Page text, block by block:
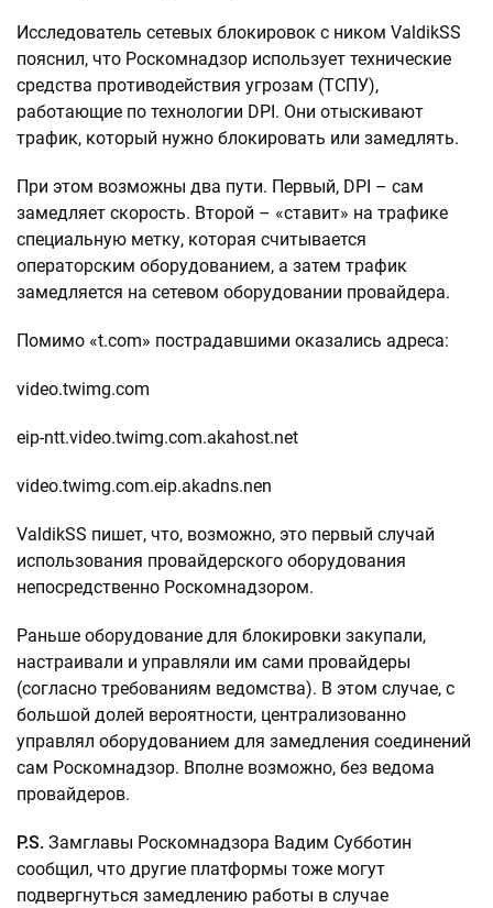
Исследователь сетевых блокировок с ником ValdikSS
пояснил, что Роскомнадзор использует технические
средства противодействия угрозам (ТСПУ),
работающие по технологии DPI. Они отыскивают
трафик, который нужно блокировать или замедлять.
При этом возможны два пути. Первый, DPI – сам
замедляет скорость. Второй – «ставит» на трафике
специальную метку, которая считывается
операторским оборудованием, а затем трафик
замедляется на сетевом оборудовании провайдера.
Помимо «t.com» пострадавшими оказались адреса:
video.twimg.com
eip-ntt.video.twimg.com.akahost.net
video.twimg.com.eip.akadns.nen
ValdikSS пишет, что, возможно, это первый случай
использования провайдерского оборудования
непосредственно Роскомнадзором.
Раньше оборудование для блокировки закупали,
настраивали и управляли им сами провайдеры
(согласно требованиям ведомства). В этом случае, с
большой долей вероятности, централизованно
управлял оборудованием для замедления соединений
сам Роскомнадзор. Вполне возможно, без ведома
провайдеров.
P.S. Замглавы Роскомнадзора Вадим Субботин
сообщил, что другие платформы тоже могут
подвергнуться замедлению работы в случае